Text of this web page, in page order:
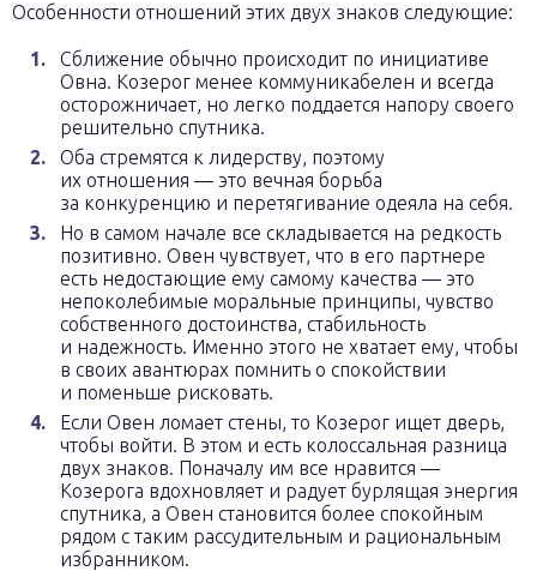
Особенности отношений этих двух знаков следующие:
Сближение обычно происходит по инициативе
Овна. Козерог менее коммуникабелен и всегда
осторожничает, но легко поддается напору своего
решительно спутника.
Оба стремятся к лидерству, поэтому
их отношения — это вечная борьба
за конкуренцию и перетягивание одеяла на себя.
Но в самом начале все складывается на редкость
позитивно. Овен чувствует, что в его партнере
есть недостающие ему самому качества — это
непоколебимые моральные принципы, чувство
собственного достоинства, стабильность
и надежность. Именно этого не хватает ему, чтобы
в своих авантюрах помнить о спокойствии
и поменьше рисковать.
Если Овен ломает стены, то Козерог ищет дверь,
чтобы войти. В этом и есть колоссальная разница
двух знаков. Поначалу им все нравится —
Козерога вдохновляет и радует бурлящая энергия
спутника, а Овен становится более спокойным
рядом с таким рассудительным и рациональным
избранником.